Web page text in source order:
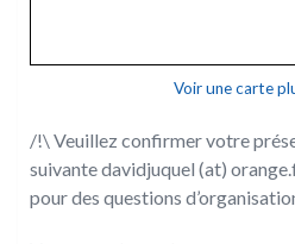
Voir une carte
/!\ Veuillez confirmer votre
suivante davidjuquel (at)
pour des questions